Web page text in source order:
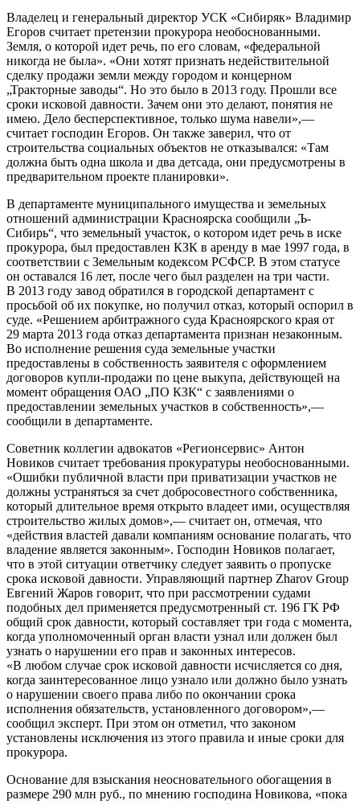
Владелец и генеральный директор УСК «Сибиряк» Владимир
Егоров считает претензии прокурора необоснованными.
Земля, о которой идет речь, по его словам, «федеральной
никогда не была». «Они хотят признать недействительной
сделку продажи земли между городом и концерном
„Тракторные заводы“. Но это было в 2013 году. Прошли все
сроки исковой давности. Зачем они это делают, понятия не
имею. Дело бесперспективное, только шума навели»,—
считает господин Егоров. Он также заверил, что от
строительства социальных объектов не отказывался: «Там
должна быть одна школа и два детсада, они преду­смотрены в
предварительном проекте планировки».
В департаменте муниципального имущества и земельных
отношений администрации Красноярска сообщили „Ъ-
Сибирь“, что земельный участок, о котором идет речь в иске
прокурора, был предоставлен КЗК в аренду в мае 1997 года, в
соответствии с Земельным кодексом РСФСР. В этом статусе
он оставался 16 лет, после чего был разделен на три части.
В 2013 году завод обратился в городской департамент с
просьбой об их покупке, но получил отказ, который оспорил в
суде. «Решением арбитражного суда Красноярского края от
29 марта 2013 года отказ департамента признан незаконным.
Во исполнение решения суда земельные участки
предоставлены в собственность заявителя с оформлением
договоров купли-продажи по цене выкупа, действующей на
момент обращения ОАО „ПО КЗК“ с заявлениями о
предоставлении земельных участков в собственность»,—
сообщили в департаменте.
Советник коллегии адвокатов «Регионсервис» Антон
Новиков считает требования прокуратуры необоснованными.
«Ошибки публичной власти при приватизации участков не
должны устраняться за счет добросовестного собственника,
который длительное время открыто владеет ими, осуществляя
строительство жилых домов»,— считает он, отмечая, что
«действия властей давали компаниям основание полагать, что
владение является законным». Господин Новиков полагает,
что в этой ситуации ответчику следует заявить о пропуске
срока исковой давности. Управляющий партнер Zharov Group
Евгений Жаров говорит, что при рассмотрении судами
подобных дел применяется предусмотренный ст. 196 ГК РФ
общий срок давности, который составляет три года с момента,
когда уполномоченный орган власти узнал или должен был
узнать о нарушении его прав и законных интересов.
«В любом случае срок исковой давности исчисляется со дня,
когда заинтересованное лицо узнало или должно было узнать
о нарушении своего права либо по окончании срока
исполнения обязательств, установленного договором»,—
сообщил эксперт. При этом он отметил, что законом
установлены исключения из этого правила и иные сроки для
прокурора.
Основание для взыскания неосновательного обогащения в
размере 290 млн руб., по мнению господина Новикова, «пока